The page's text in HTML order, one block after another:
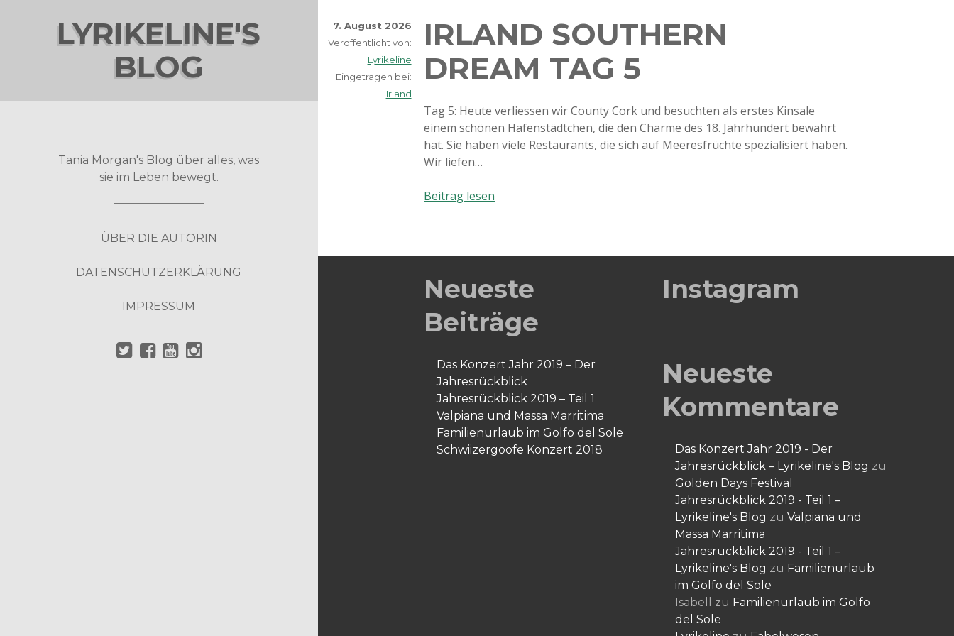
LYRIKELINE'S
BLOG
Tania Morgan's Blog über alles, was
sie im Leben bewegt.
ÜBER DIE AUTORIN
DATENSCHUTZERKLÄRUNG
IMPRESSUM
7. August 2026
Veröffentlicht von:
Lyrikeline
Eingetragen bei:
Irland
IRLAND SOUTHERN
DREAM TAG 5
Tag 5: Heute verliessen wir County Cork und besuchten als erstes Kinsale
einem schönen Hafenstädtchen, die den Charme des 18. Jahrhundert bewahrt
hat. Sie haben viele Restaurants, die sich auf Meeresfrüchte spezialisiert haben.
Wir liefen…
Beitrag lesen
Neueste
Beiträge
Das Konzert Jahr 2019 – Der
Jahresrückblick
Jahresrückblick 2019 – Teil 1
Valpiana und Massa Marritima
Familienurlaub im Golfo del Sole
Schwiizergoofe Konzert 2018
Instagram
Neueste
Kommentare
Das Konzert Jahr 2019 - Der
Jahresrückblick – Lyrikeline's Blog zu
Golden Days Festival
Jahresrückblick 2019 - Teil 1 –
Lyrikeline's Blog zuValpiana und
Massa Marritima
Jahresrückblick 2019 - Teil 1 –
Lyrikeline's Blog zu Familienurlaub
im Golfo del Sole
Isabell
zu Familienurlaub im Golfo
del Sole